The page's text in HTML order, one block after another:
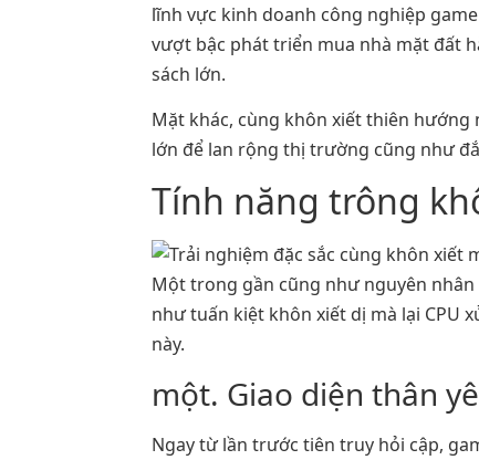
lĩnh vực kinh doanh công nghiệp
vượt bậc phát triển mua nhà mặt đất
sách lớn.
Mặt khác, cùng khôn xiết thiên
lớn để lan rộng thị trường cũng như
Tính năng trông
Một trong gần cũng như nguyên
như tuấn kiệt khôn xiết dị mà lại CPU
này.
một. Giao diện thân
Ngay từ lần trước tiên truy hỏi cập,